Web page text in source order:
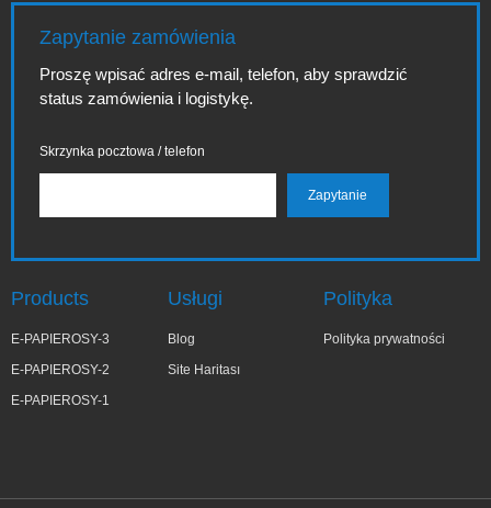
Zapytanie zamówienia
Proszę wpisać adres e-mail, telefon, aby sprawdzić
status zamówienia i logistykę.
Skrzynka pocztowa / telefon
Products
E-PAPIEROSY-3
E-PAPIEROSY-2
E-PAPIEROSY-1
Usługi
Blog
Site Haritası
Polityka
Polityka prywatności